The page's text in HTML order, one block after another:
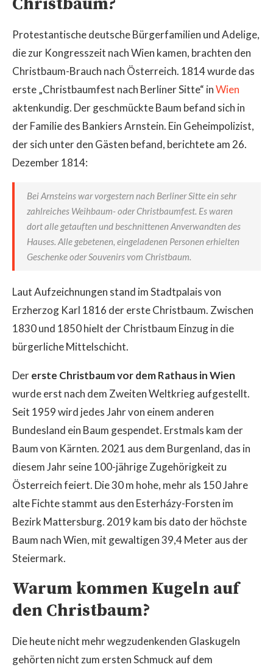
Protestantische deutsche Bürgerfamilien und Adelige,
die zur Kongresszeit nach Wien kamen, brachten den
Christbaum-Brauch nach Österreich. 1814 wurde das
erste „Christbaumfest nach Berliner Sitte“ inWien
aktenkundig. Der geschmückte Baum befand sich in
der Familie des Bankiers Arnstein. Ein Geheimpolizist,
der sich unter den Gästen befand, berichtete am 26.
Dezember 1814:
Bei Arnsteins war vorgestern nach Berliner Sitte ein sehr
zahlreiches Weihbaum- oder Christbaumfest. Es waren
dort alle getauften und beschnittenen Anverwandten des
Hauses. Alle gebetenen, eingeladenen Personen erhielten
Geschenke oder Souvenirs vom Christbaum.
Laut Aufzeichnungen stand im Stadtpalais von
Erzherzog Karl 1816 der erste Christbaum. Zwischen
1830 und 1850 hielt der Christbaum Einzug in die
bürgerliche Mittelschicht.
Dererste Christbaum vor dem Rathaus in Wien
wurde erst nach dem Zweiten Weltkrieg aufgestellt.
Seit 1959 wird jedes Jahr von einem anderen
Bundesland ein Baum gespendet. Erstmals kam der
Baum von Kärnten. 2021 aus dem Burgenland, das in
diesem Jahr seine 100-jährige Zugehörigkeit zu
Österreich feiert. Die 30 m hohe, mehr als 150 Jahre
alte Fichte stammt aus den Esterházy-Forsten im
Bezirk Mattersburg. 2019 kam bis dato der höchste
Baum nach Wien, mit gewaltigen 39,4 Meter aus der
Steiermark.
Warum kommen Kugeln auf
den Christbaum?
Die heute nicht mehr wegzudenkenden Glaskugeln
gehörten nicht zum ersten Schmuck auf dem